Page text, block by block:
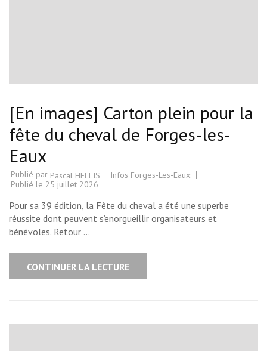
[En images] Carton plein pour la
fête du cheval de Forges-les-
Eaux
Publié par Pascal HELLIS
Infos Forges-Les-Eaux:
Publié le 25 juillet 2026
Pour sa 39 édition, la Fête du cheval a été une superbe
réussite dont peuvent s’enorgueillir organisateurs et
bénévoles. Retour …
CONTINUER LA LECTURE